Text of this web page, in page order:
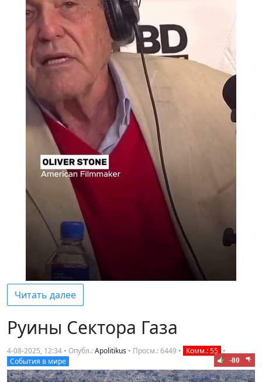
Читать далее
Руины Сектора Газа
4-08-2025, 12:34 • Опубл.:Apolitikus • Просм.: 6449 • Комм.: 55 •
События в мире
-80